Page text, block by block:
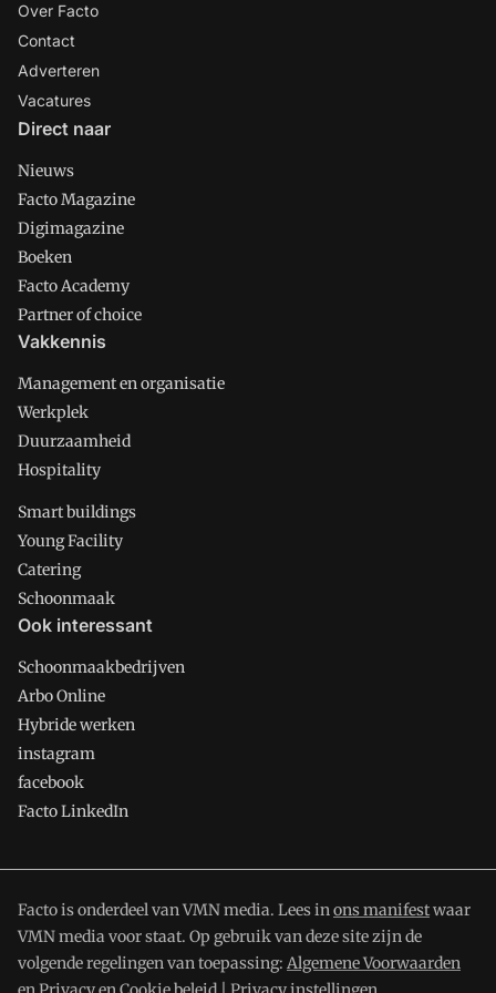
Over Facto
Contact
Adverteren
Vacatures
Direct naar
Nieuws
Facto Magazine
Digimagazine
Boeken
Facto Academy
Partner of choice
Vakkennis
Management en organisatie
Werkplek
Duurzaamheid
Hospitality
Smart buildings
Young Facility
Catering
Schoonmaak
Ook interessant
Schoonmaakbedrijven
Arbo Online
Hybride werken
instagram
facebook
Facto LinkedIn
Facto is onderdeel van VMN media. Lees inons manifestwaar
VMN media voor staat. Op gebruik van deze site zijn de
volgende regelingen van toepassing: Algemene Voorwaarden